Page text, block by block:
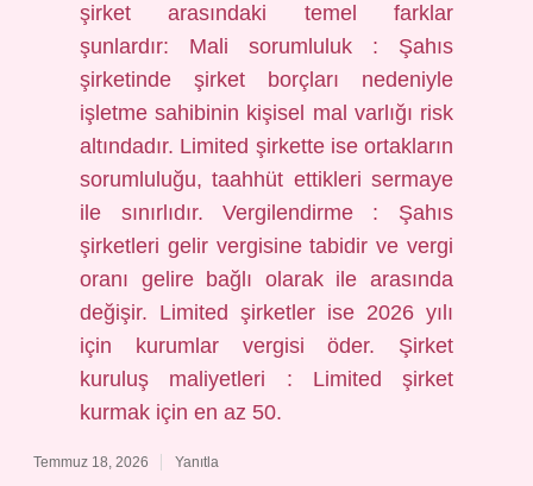
şirket arasındaki temel farklar
şunlardır: Mali sorumluluk : Şahıs
şirketinde şirket borçları nedeniyle
işletme sahibinin kişisel mal varlığı risk
altındadır. Limited şirkette ise ortakların
sorumluluğu, taahhüt ettikleri sermaye
ile sınırlıdır. Vergilendirme : Şahıs
şirketleri gelir vergisine tabidir ve vergi
oranı gelire bağlı olarak ile arasında
değişir. Limited şirketler ise 2026 yılı
için kurumlar vergisi öder. Şirket
kuruluş maliyetleri : Limited şirket
kurmak için en az 50.
Temmuz 18, 2026 Yanıtla